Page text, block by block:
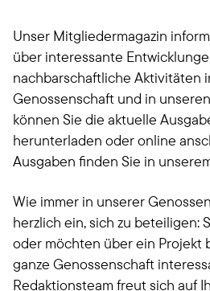
Unser Mitgliedermagazin
über interessante
nachbarschaftliche Aktivitäten
Genossenschaft und in
können Sie die aktuelle
herunterladen oder online
Ausgaben finden Sie in
Wie immer in unserer
herzlich ein, sich zu beteiligen:
oder möchten über ein Projekt
ganze Genossenschaft
Redaktionsteam freut sich auf